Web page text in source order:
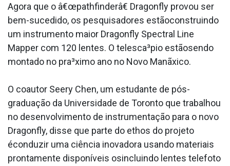
Agora que o â€œpathfinderâ€ Dragonfly provou ser
bem-sucedido, os pesquisadores estãoconstruindo
um instrumento maior Dragonfly Spectral Line
Mapper com 120 lentes. O telesca³pio estãosendo
montado no pra³ximo ano no Novo Manãxico.
O coautor Seery Chen, um estudante de pós-
graduação da Universidade de Toronto que trabalhou
no desenvolvimento de instrumentação para o novo
Dragonfly, disse que parte do ethos do projeto
éconduzir uma ciência inovadora usando materiais
prontamente disponí­veis osincluindo lentes telefoto